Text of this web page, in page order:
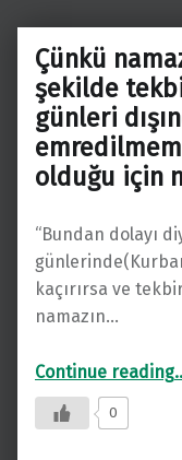
Çünkü
şekilde
günleri
olduğu için
“Bundan dolayı
kaçırırsa ve
namazın…
Continue reading
0